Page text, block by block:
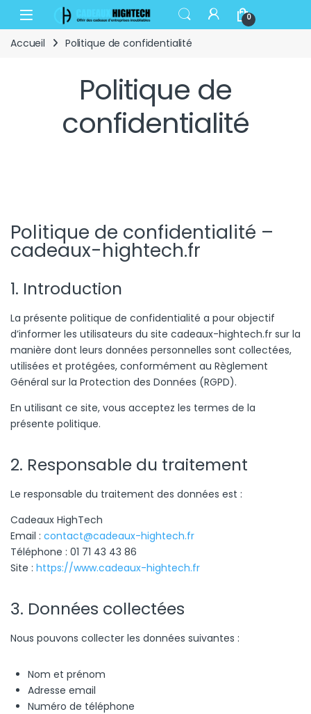
Skip to navigation
Skip to content
Open 0
Accueil Politique de confidentialité
Politique de
confidentialité
Politique de confidentialité –
cadeaux-hightech.fr
1. Introduction
La présente politique de confidentialité a pour objectif
d’informer les utilisateurs du site cadeaux-hightech.fr sur la
manière dont leurs données personnelles sont collectées,
utilisées et protégées, conformément au Règlement
Général sur la Protection des Données (RGPD).
En utilisant ce site, vous acceptez les termes de la
présente politique.
2. Responsable du traitement
Le responsable du traitement des données est :
Cadeaux HighTech
Email : contact@cadeaux-hightech.fr
Téléphone : 01 71 43 43 86
Site : https://www.cadeaux-hightech.fr
3. Données collectées
Nous pouvons collecter les données suivantes :
Nom et prénom
Adresse email
Numéro de téléphone